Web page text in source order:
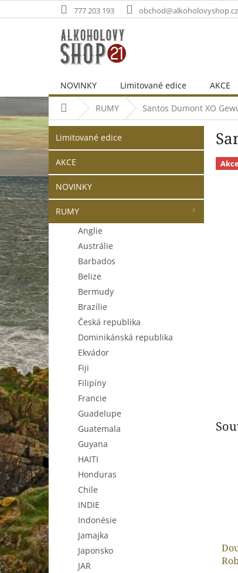
na
777 203 193 obchod@alkoholovyshop.cz
NOVINKY Limitované edice AKCE
Domů RUMY Santos Dumont XO
P
o
s
r
a
n
n
í
p
a
n
e
l
kategorie
Limitované edice
AKCE
NOVINKY
RUMY
Anglie
Austrálie
Barbados
Belize
Bermudy
Brazílie
Česká republika
Dominikánská republika
Ekvádor
Fiji
Filipíny
Francie
Guadelupe
Guatemala
Guyana
HAITI
Honduras
Chile
INDIE
Indonésie
Jamajka
Japonsko
JAR
Akce